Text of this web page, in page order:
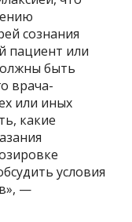
сознания
пациент или
быть
врача-
или иных
какие
условия
—